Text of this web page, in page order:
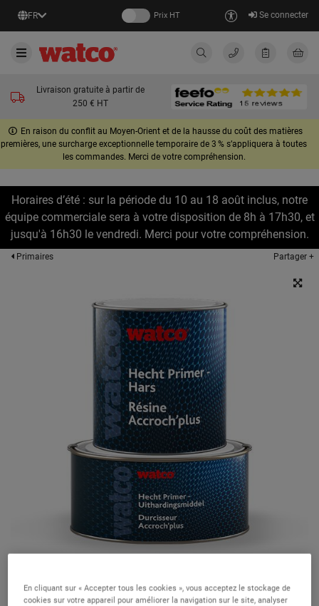
FR Prix HT Se connecter
Livraison gratuite à partir de
250 € HT
En raison du conflit au Moyen-Orient et de la hausse du coût des matières
premières, une surcharge exceptionnelle temporaire de 3 % s’appliquera à toutes
les commandes. Merci de votre compréhension.
Horaires d’été : sur la période du 10 au 18 août inclus, notre
équipe commerciale sera à votre disposition de 8h à 17h30, et
jusqu'à 16h30 le vendredi. Merci pour votre compréhension.
Primaires Partager +
En cliquant sur « Accepter tous les cookies », vous acceptez le stockage de
cookies sur votre appareil pour améliorer la navigation sur le site, analyser